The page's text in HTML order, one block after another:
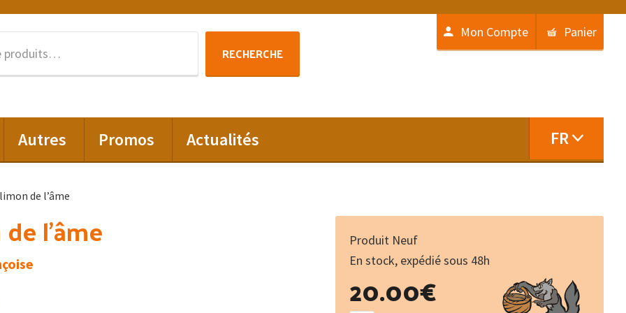
RECHERCHE
Mon Compte Panier
Autres Promos Actualités FR
de l’âme
l’âme
Produit Neuf
En stock, expédié sous 48h
20.00€
de
Le